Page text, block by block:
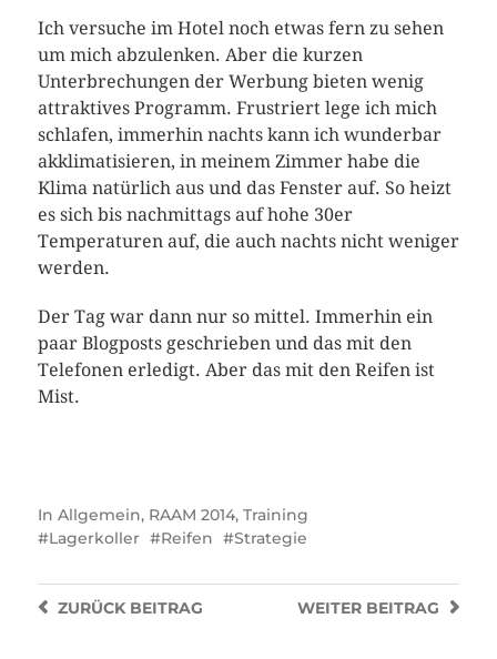
Ich versuche im Hotel noch etwas fern zu sehen
um mich abzulenken. Aber die kurzen
Unterbrechungen der Werbung bieten wenig
attraktives Programm. Frustriert lege ich mich
schlafen, immerhin nachts kann ich wunderbar
akklimatisieren, in meinem Zimmer habe die
Klima natürlich aus und das Fenster auf. So heizt
es sich bis nachmittags auf hohe 30er
Temperaturen auf, die auch nachts nicht weniger
werden.
Der Tag war dann nur so mittel. Immerhin ein
paar Blogposts geschrieben und das mit den
Telefonen erledigt. Aber das mit den Reifen ist
Mist.
In Allgemein, RAAM 2014, Training
Lagerkoller
Reifen Strategie
WEITER BEITRAG
ZURÜCKBEITRAG